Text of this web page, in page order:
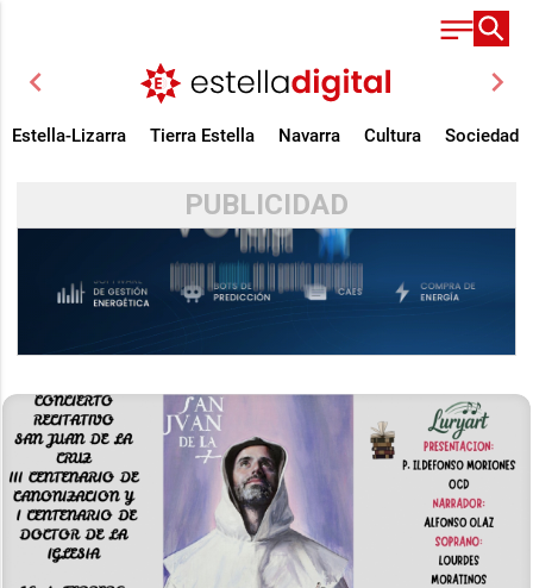
chevron_left chevron_right
Estella-Lizarra Tierra Estella Navarra Cultura Sociedad
PUBLICIDAD